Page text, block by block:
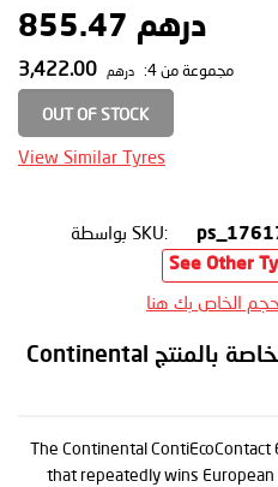
درهم 855.47
مجموعة من 4: درهم
OUT OF STOCK
View Similar Tyres
SKU: بواسطة
See Other
الخاص بك هنا
المواصفات و المميزات الخاصة بالمنتج Continental
The Continental
that repeatedly wins